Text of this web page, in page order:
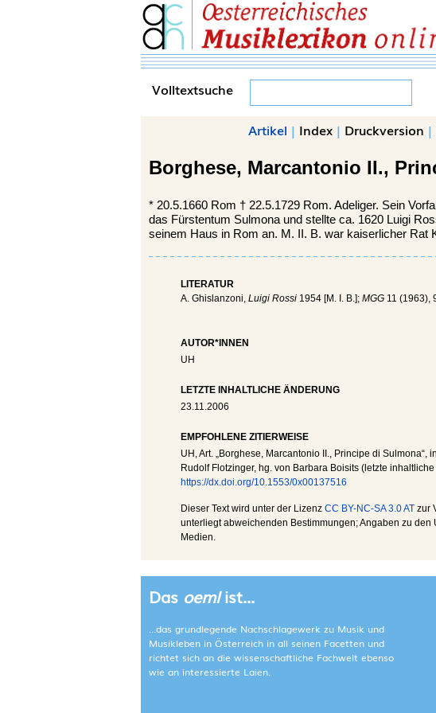
Volltextsuche
Artikel | Index | Druckversion |
Borghese, Marcantonio II.,
* 20.5.1660 Rom † 22.5.1729 Rom. Adeliger. Sein
das Fürstentum Sulmona und stellte ca. 1620 Luigi
seinem Haus in Rom an. M. II. B. war kaiserlicher Rat
LITERATUR
A. Ghislanzoni, Luigi Rossi 1954 [M. I. B.]; MGG 11 (1963),
AUTOR*INNEN
UH
LETZTE INHALTLICHE ÄNDERUNG
23.11.2006
EMPFOHLENE ZITIERWEISE
UH , Art. „Borghese, Marcantonio II., Principe di Sulmona“,
Rudolf Flotzinger, hg. von Barbara Boisits (letzte
https://dx.doi.org/10.1553/0x00137516
Dieser Text wird unter der Lizenz CC BY-NC-SA 3.0 AT zur
unterliegt abweichenden Bestimmungen; Angaben zu
Medien.
Das oemlist...
...das grundlegende Nachschlagewerk zu Musik und
Musikleben in Österreich in all seinen Facetten und
richtet sich an die wissenschaftliche Fachwelt ebenso
wie an interessierte Laien.